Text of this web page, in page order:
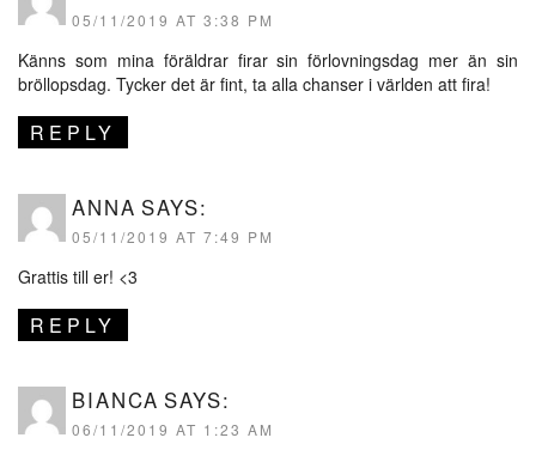
05/11/2019 AT 3:38 PM
Känns som mina föräldrar firar sin förlovningsdag mer än sin
bröllopsdag. Tycker det är fint, ta alla chanser i världen att fira!
REPLY
ANNA SAYS:
05/11/2019 AT 7:49 PM
Grattis till er! <3
REPLY
BIANCA SAYS:
06/11/2019 AT 1:23 AM